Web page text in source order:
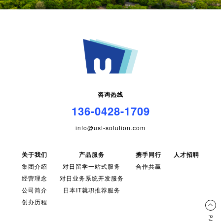
咨询热线
136-0428-1709
info@ust-solution.com
关于我们
集团介绍
经营理念
公司简介
创办历程
产品服务
对日留学一站式服务
对日业务系统开发服务
日本IT就职推荐服务
携手同行
合作共赢
人才招聘